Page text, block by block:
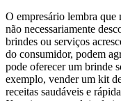
O empresário lembra que
não necessariamente
brindes ou serviços
do consumidor, podem
pode oferecer um brinde
exemplo, vender um kit
receitas saudáveis e